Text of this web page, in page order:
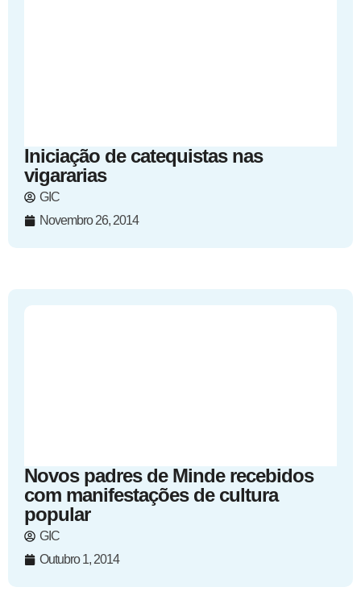
Iniciação de catequistas nas
vigararias
GIC
Novembro 26, 2014
Novos padres de Minde recebidos
com manifestações de cultura
popular
GIC
Outubro 1, 2014